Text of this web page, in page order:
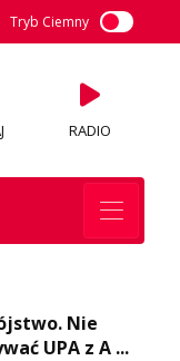
Tryb Ciemny
RADIO
Nie
UPA z A ...